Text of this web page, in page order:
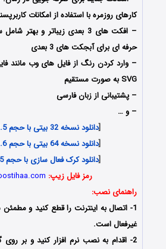
کارهای روزمره با استفاده از امکانات
– افکت های 3 بعدی زیباتر و
حرفه ای برای آبجکت های 3 بعدی
SVG به صورت مستقیم
– پشتیبانی از زبان فارسی
– و …
[دانلود نسخه 32 بیتی با حجم 1.5 گیگابایت
[دانلود نسخه 64 بیتی با حجم 1.6 گیگابایت
[دانلود کرک فعال سازی با حجم 2.5 مگابایت
رمز فایل زیپ:
راهنمای نصب:
1- اتصال به اینترنت را قطع کنید و
غیرفعال است.